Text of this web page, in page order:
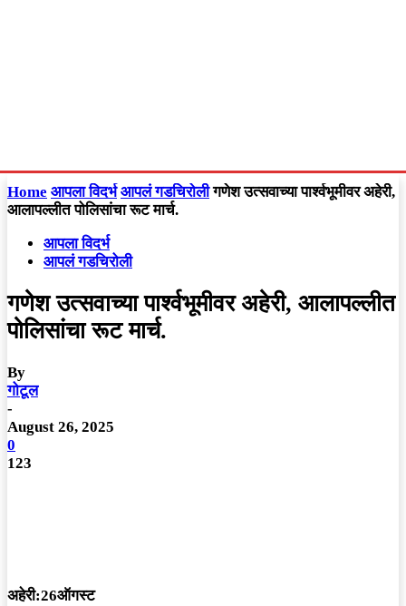
Home आपला विदर्भ आपलं गडचिरोली गणेश उत्सवाच्या पार्श्वभूमीवर अहेरी,
आलापल्लीत पोलिसांचा रूट मार्च.
आपला विदर्भ
आपलं गडचिरोली
गणेश उत्सवाच्या पार्श्वभूमीवर अहेरी, आलापल्लीत
पोलिसांचा रूट मार्च.
By
गोटूल
-
August 26, 2025
0
123
अहेरी:26ऑगस्ट